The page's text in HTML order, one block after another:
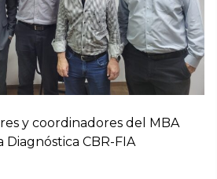
y coordinadores del MBA
Diagnóstica CBR-FIA